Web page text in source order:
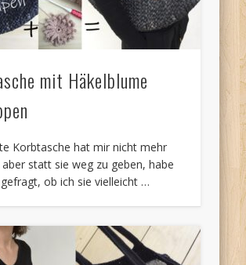
mit Häkelblume
Korbtasche hat mir nicht mehr
statt sie weg zu geben, habe
ob ich sie vielleicht …